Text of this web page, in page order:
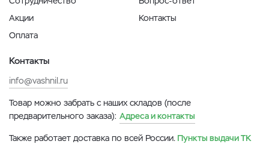
Акции
Оплата
Контакты
Контакты
info@vashnil.ru
Товар можно забрать с наших складов (после
предварительного заказа): Адреса и контакты
Также работает доставка по всей России. Пункты выдачи ТК